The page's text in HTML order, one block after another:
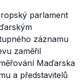
parlament
záznamu
zaměřil
Maďarska
a představitelů